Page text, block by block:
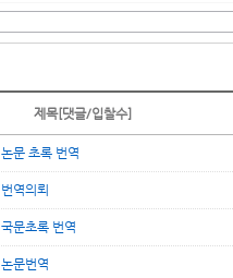
제목[댓글/입찰수]
논문 초록 번역
번역의뢰
국문초록 번역
논문번역